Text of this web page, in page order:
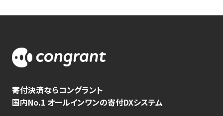
寄付決済ならコングラント
国内No.1 オールインワンの寄付DXシステム